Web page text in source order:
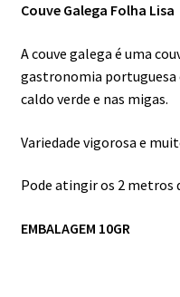
Couve Galega Folha Lisa
A couve galega é uma
gastronomia
caldo verde e nas migas.
Variedade vigorosa e
Pode atingir os 2 metros
EMBALAGEM 10GR